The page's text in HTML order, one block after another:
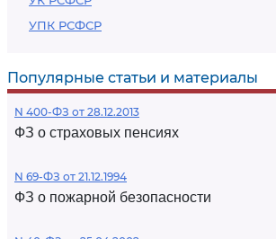
УПК РСФСР
Популярные статьи и материалы
N 400-ФЗ от 28.12.2013
ФЗ о страховых пенсиях
N 69-ФЗ от 21.12.1994
ФЗ о пожарной безопасности